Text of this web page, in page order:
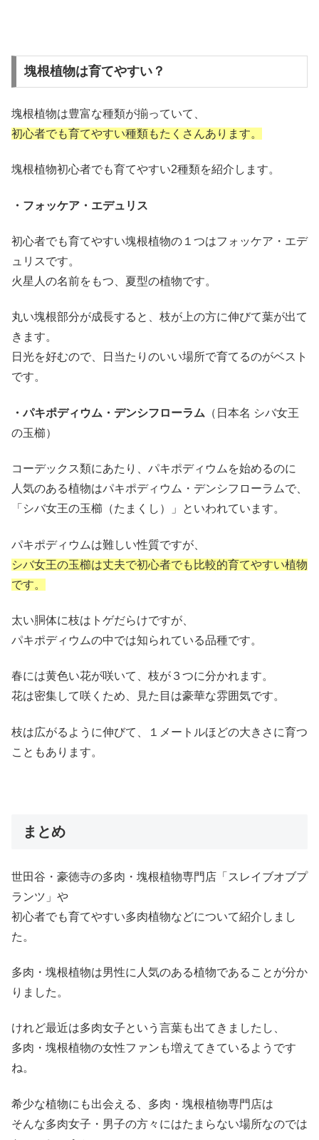
塊根植物は育てやすい？
塊根植物は豊富な種類が揃っていて、
初心者でも育てやすい種類もたくさんあります。
塊根植物初心者でも育てやすい2種類を紹介します。
・ フォッケア・エデュリス
初心者でも育てやすい塊根植物の１つはフォッケア・エデ
ュリスです。
火星人の名前をもつ、夏型の植物です。
丸い塊根部分が成長すると、枝が上の方に伸びて葉が出て
きます。
日光を好むので、日当たりのいい場所で育てるのがベスト
です。
・パキポディウム・デンシフローラム （日本名 シバ女王
の玉櫛）
コーデックス類にあたり、パキポディウムを始めるのに
人気のある植物はパキポディウム・デンシフローラムで、
「シバ女王の玉櫛（たまくし）」といわれています。
パキポディウムは難しい性質ですが、
シバ女王の玉櫛は丈夫で初心者でも比較的育てやすい植物
です。
太い胴体に枝はトゲだらけですが、
パキポディウムの中では知られている品種です。
春には黄色い花が咲いて、枝が３つに分かれます。
花は密集して咲くため、見た目は豪華な雰囲気です。
枝は広がるように伸びて、１メートルほどの大きさに育つ
こともあります。
まとめ
世田谷・ 豪徳寺の多肉・塊根植物専門店「スレイブオブプ
ランツ」や
初心者でも育てやすい多肉植物などについて紹介しまし
た。
多肉・塊根植物は男性に人気のある植物であることが分か
りました。
けれど最近は多肉女子という言葉も出てきましたし、
多肉・塊根植物の女性ファンも増えてきているようです
ね。
希少な植物にも出会える、多肉・塊根植物専門店は
そんな多肉女子・男子の方々にはたまらない場所なのでは